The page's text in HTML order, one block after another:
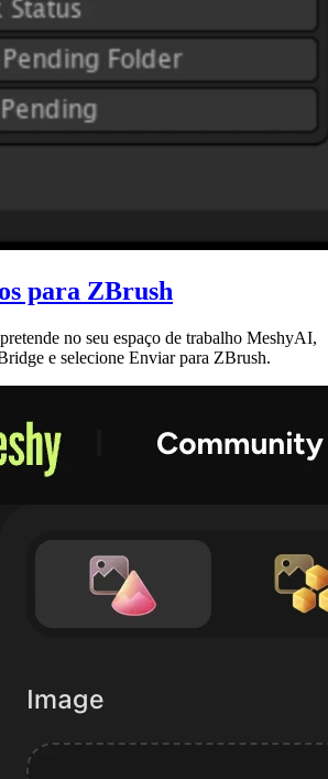
para ZBrush
no seu espaço de trabalho MeshyAI,
e selecione Enviar para ZBrush.